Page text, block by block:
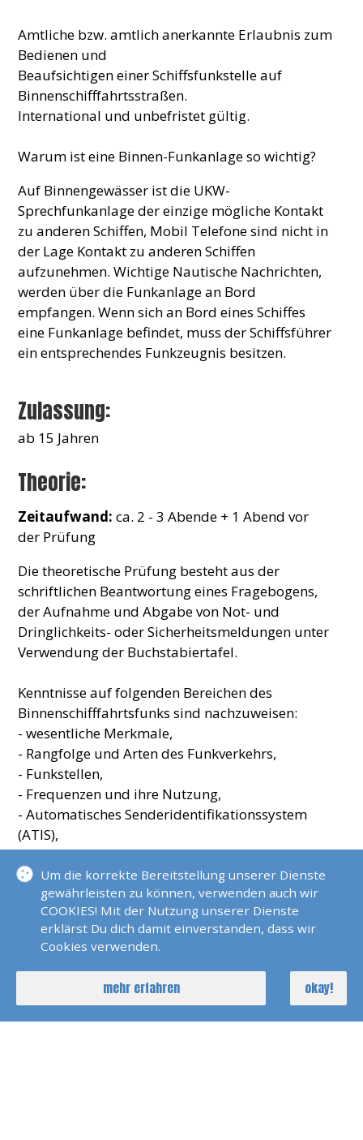
Amtliche bzw. amtlich anerkannte Erlaubnis zum
Bedienen und
Beaufsichtigen einer Schiffsfunkstelle auf
Binnenschifffahrtsstraßen.
International und unbefristet gültig.
Warum ist eine Binnen-Funkanlage so wichtig?
Auf Binnengewässer ist die UKW-
Sprechfunkanlage der einzige mögliche Kontakt
zu anderen Schiffen, Mobil Telefone sind nicht in
der Lage Kontakt zu anderen Schiffen
aufzunehmen. Wichtige Nautische Nachrichten,
werden über die Funkanlage an Bord
empfangen. Wenn sich an Bord eines Schiffes
eine Funkanlage befindet, muss der Schiffsführer
ein entsprechendes Funkzeugnis besitzen.
Zulassung:
ab 15 Jahren
Theorie:
Zeitaufwand: ca. 2 - 3 Abende + 1 Abend vor
der Prüfung
Die theoretische Prüfung besteht aus der
schriftlichen Beantwortung eines Fragebogens,
der Aufnahme und Abgabe von Not- und
Dringlichkeits- oder Sicherheitsmeldungen unter
Verwendung der Buchstabiertafel.
Kenntnisse auf folgenden Bereichen des
Binnenschifffahrtsfunks sind nachzuweisen:
- wesentliche Merkmale,
- Rangfolge und Arten des Funkverkehrs,
- Funkstellen,
- Frequenzen und ihre Nutzung,
- Automatisches Senderidentifikationssystem
(ATIS),
- Bestimmungen/Veröffentlichungen und Technik
einer Funkanlage.
Praxis:
In der praktischen Prüfung müssen Aufgaben
zur Abwicklung des Binnenschifffahrtsfunks
(Anruf einer bzw. aller Funkstellen, Beantworten
von Anrufen) unter Bedienung der
Sprechfunkgeräte einer Schiffsfunkstelle
Um die korrekte Bereitstellung unserer Dienste
gewährleisten zu können, verwenden auch wir
COOKIES! Mit der Nutzung unserer Dienste
erklärst Du dich damit einverstanden, dass wir
Cookies verwenden.
mehr erfahren okay!